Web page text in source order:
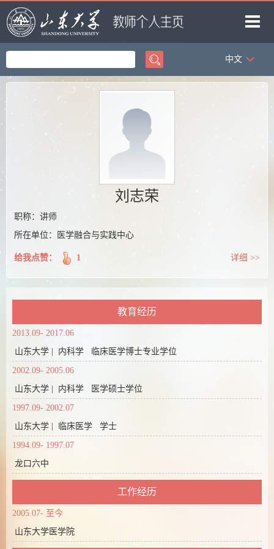
首页
中文
刘志荣
职称：讲师
所在单位：医学融合与实践中心
给我点赞： 1 详细 >>
教育经历
2013.09- 2017.06
山东大学 | 内科学 临床医学博士专业学位
2002.09- 2005.06
山东大学 | 内科学 医学硕士学位
1997.09- 2002.07
山东大学 | 临床医学 学士
1994.09- 1997.07
龙口六中
工作经历
2005.07- 至今
山东大学医学院